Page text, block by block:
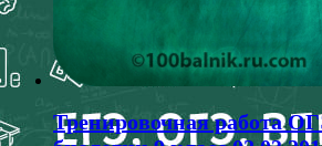
Тренировочная работа